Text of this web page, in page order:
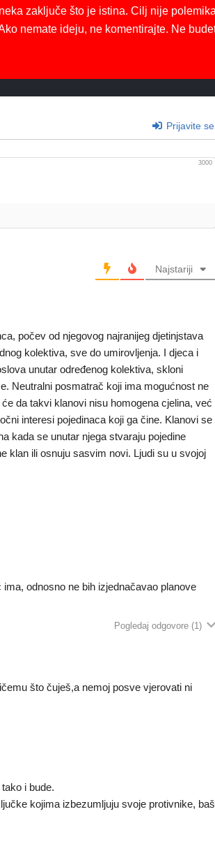
zaključe što je istina. Cilj nije
nemate ideju, ne komentirajte. Ne
Prijavite se
3000
Najstariji
počev od njegovog najranijeg djetinjstava
kolektiva, sve do umirovljenja. I djeca i
unutar određenog kolektiva, skloni
Neutralni posmatrač koji ima mogućnost ne
da takvi klanovi nisu homogena cjelina, već
interesi pojedinaca koji ga čine. Klanovi se
kada se unutar njega stvaraju pojedine
klan ili osnuju sasvim novi. Ljudi su u svojoj
odnosno ne bih izjednačavao planove
Pogledaj odgovore (1)
što čuješ,a nemoj posve vjerovati ni
i bude.
kojima izbezumljuju svoje protivnike, baš